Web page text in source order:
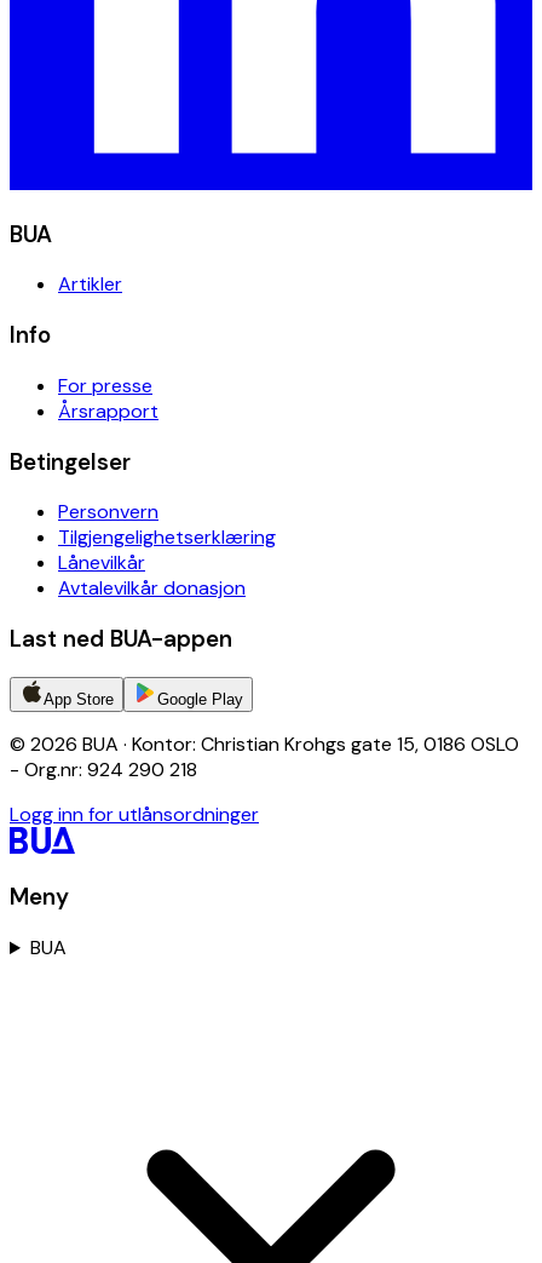
BUA
Artikler
Info
For presse
Årsrapport
Betingelser
Personvern
Tilgjengelighetserklæring
Lånevilkår
Avtalevilkår donasjon
Last ned BUA-appen
App Store Google Play
© 2026 BUA · Kontor: Christian Krohgs gate 15, 0186 OSLO
- Org.nr: 924 290 218
Logg inn for utlånsordninger
Meny
BUA